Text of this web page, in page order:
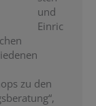
und
Einric
zu den